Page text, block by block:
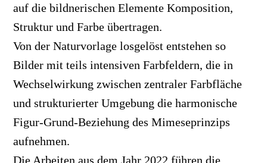
auf die bildnerischen Elemente Komposition,
Struktur und Farbe übertragen.
Von der Naturvorlage losgelöst entstehen so
Bilder mit teils intensiven Farbfeldern, die in
Wechselwirkung zwischen zentraler Farbfläche
und strukturierter Umgebung die harmonische
Figur-Grund-Beziehung des Mimeseprinzips
aufnehmen.
Die Arbeiten aus dem Jahr 2022 führen die